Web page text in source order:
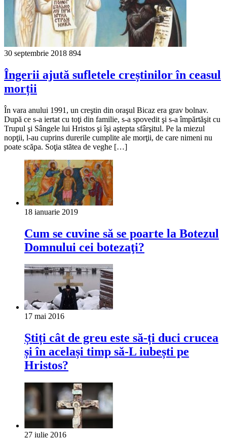
30 septembrie 2018 894
Îngerii ajută sufletele creștinilor în ceasul
morții
În vara anului 1991, un creştin din oraşul Bicaz era grav bolnav.
După ce s-a iertat cu toţi din familie, s-a spovedit şi s-a împărtăşit cu
Trupul şi Sângele lui Hristos şi îşi aştepta sfârşitul. Pe la miezul
nopţii, l-au cuprins durerile cumplite ale morţii, de care nimeni nu
poate scăpa. Soţia stătea de veghe […]
18 ianuarie 2019
Cum se cuvine să se poarte la Botezul
Domnului cei botezaţi?
17 mai 2016
Știți cât de greu este să-ți duci crucea
și în același timp să-L iubești pe
Hristos?
27 iulie 2016